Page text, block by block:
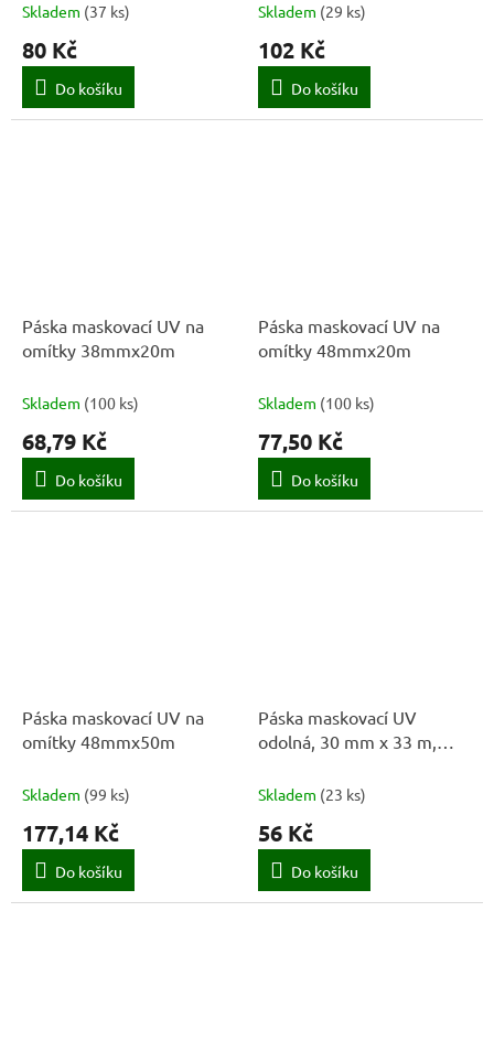
Skladem (37 ks)
80 Kč
Do košíku
Skladem (29 ks)
102 Kč
Do košíku
Páska maskovací UV na
omítky 38mmx20m
Skladem (100 ks)
68,79 Kč
Do košíku
Páska maskovací UV na
omítky 48mmx20m
Skladem (100 ks)
77,50 Kč
Do košíku
Páska maskovací UV na
omítky 48mmx50m
Skladem (99 ks)
177,14 Kč
Do košíku
Páska maskovací UV
odolná, 30 mm x 33 m,
Skladem (23 ks)
56 Kč
Do košíku